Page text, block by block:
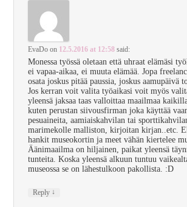
EvaDo on 12.5.2016 at 12:58 said:
Monessa työssä oletaan että uhraat elämäsi
ei vapaa-aikaa, ei muuta elämää. Jopa
osata joskus pitää paussia, joskus aamupäivä
Jos kerran voit valita työaikasi voit myös
yleensä jaksaa taas valloittaa maailmaa
kuten perustan siivousfirman joka käyttää
pesuaineita, aamiaiskahvilan tai
marimekolle malliston, kirjoitan kirjan..etc.
hankit museokortin ja meet vähän kiertelee
Äänimaailma on hiljainen, paikat yleensä
tunteita. Koska yleensä alkuun tuntuu
museossa se on lähestulkoon pakollista. :D
Reply ↓